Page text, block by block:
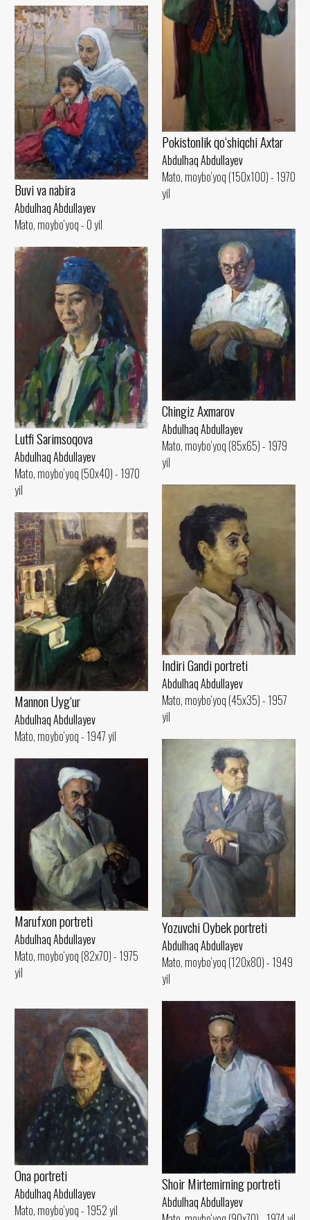
Pokistonlik qo‘shiqchi Axtar
Abdulhaq Abdullayev
Mato, moybo‘yoq (150x100) - 1970
yil
Buvi va nabira
Abdulhaq Abdullayev
Mato, moybo‘yoq - 0 yil
Chingiz Axmarov
Abdulhaq Abdullayev
Mato, moybo‘yoq (85x65) - 1979
yil
Lutfi Sarimsoqova
Abdulhaq Abdullayev
Mato, moybo‘yoq (50x40) - 1970
yil
Indiri Gandi portreti
Abdulhaq Abdullayev
Mato, moybo‘yoq (45x35) - 1957
yil
Mannon Uyg‘ur
Abdulhaq Abdullayev
Mato, moybo‘yoq - 1947 yil
Yozuvchi Oybek portreti
Abdulhaq Abdullayev
Mato, moybo‘yoq (120x80) - 1949
yil
Marufxon portreti
Abdulhaq Abdullayev
Mato, moybo‘yoq (82x70) - 1975
yil
Shoir Mirtemirning portreti
Abdulhaq Abdullayev
Ona portreti
Abdulhaq Abdullayev
Mato, moybo‘yoq - 1952 yil